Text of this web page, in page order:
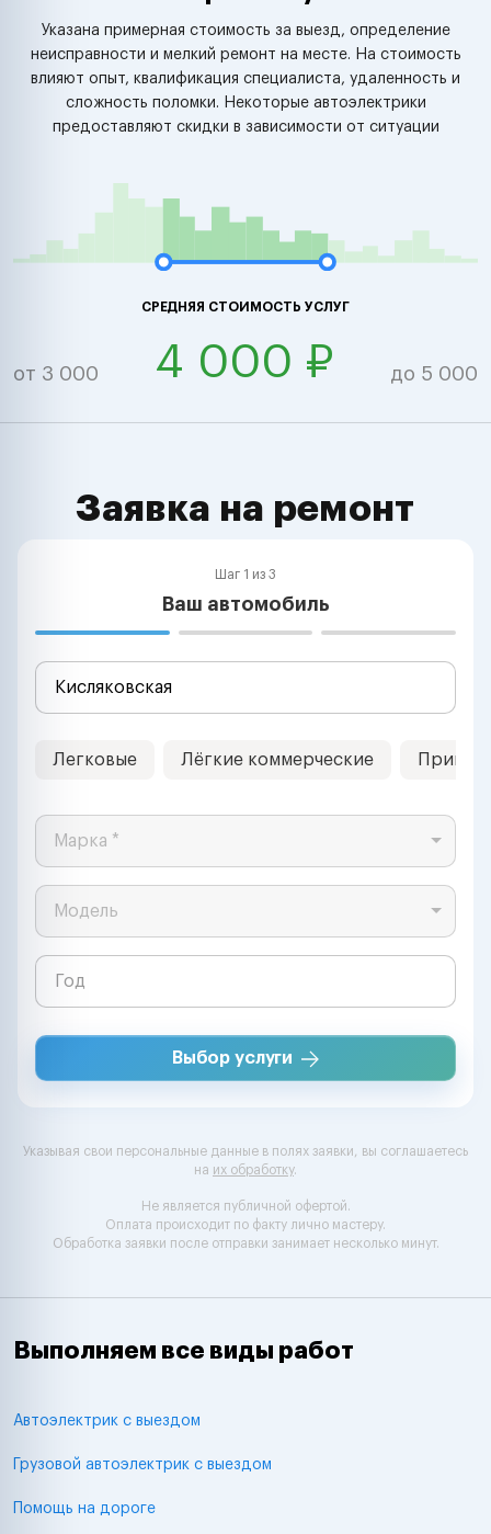
Указана примерная стоимость за выезд, определение
неисправности и мелкий ремонт на месте. На стоимость
влияют опыт, квалификация специалиста, удаленность и
сложность поломки. Некоторые автоэлектрики
предоставляют скидки в зависимости от ситуации
СРЕДНЯЯ СТОИМОСТЬ УСЛУГ
от 3 000 4 000 ₽ до 5 000
Заявка на ремонт
Шаг 1 из 3
Ваш автомобиль
Легковые Лёгкие коммерческие
Марка *
Модель
Выбор услуги
Указывая свои персональные данные в полях заявки, вы соглашаетесь
на их обработку.
Не является публичной офертой.
Оплата происходит по факту лично мастеру.
Обработка заявки после отправки занимает несколько минут.
Выполняем все виды работ
Автоэлектрик с выездом
Грузовой автоэлектрик с выездом
Помощь на дороге